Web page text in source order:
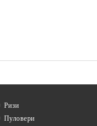
Ризи
Пуловери